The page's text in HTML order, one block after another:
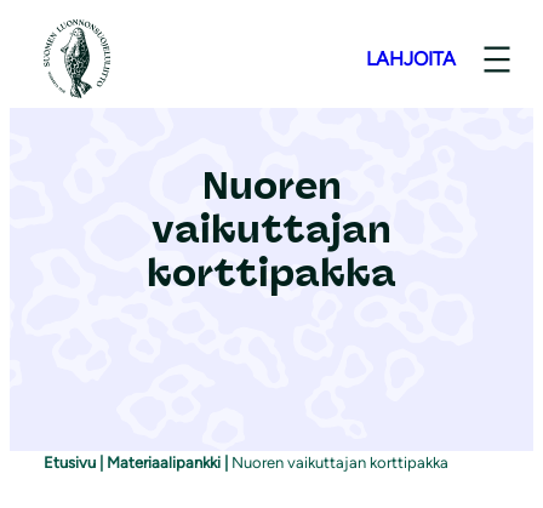
LAHJOITA
Nuoren
vaikuttajan
korttipakka
Etusivu Materiaalipankki Nuoren vaikuttajan korttipakka